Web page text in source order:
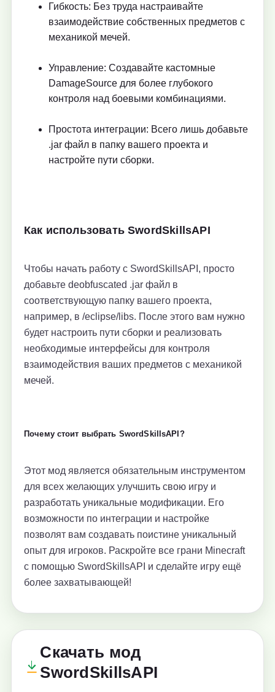
Гибкость: Без труда настраивайте
взаимодействие собственных предметов с
механикой мечей.
Управление: Создавайте кастомные
DamageSource для более глубокого
контроля над боевыми комбинациями.
Простота интеграции: Всего лишь добавьте
.jar файл в папку вашего проекта и
настройте пути сборки.
Как использовать SwordSkillsAPI
Чтобы начать работу с SwordSkillsAPI, просто
добавьте deobfuscated .jar файл в
соответствующую папку вашего проекта,
например, в /eclipse/libs. После этого вам нужно
будет настроить пути сборки и реализовать
необходимые интерфейсы для контроля
взаимодействия ваших предметов с механикой
мечей.
Почему стоит выбрать SwordSkillsAPI?
Этот мод является обязательным инструментом
для всех желающих улучшить свою игру и
разработать уникальные модификации. Его
возможности по интеграции и настройке
позволят вам создавать поистине уникальный
опыт для игроков. Раскройте все грани Minecraft
с помощью SwordSkillsAPI и сделайте игру ещё
более захватывающей!
Скачать мод
SwordSkillsAPI